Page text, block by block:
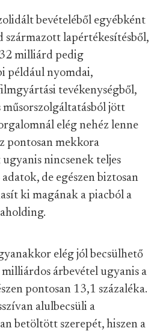
bevételéből egyébként
lapértékesítésből,
milliárd pedig
például nyomdai,
tevékenységből,
műsorszolgáltatásból jött
elég nehéz lenne
pontosan mekkora
nincsenek teljes
de egészen biztosan
ki magának a piacból a
elég jól becsülhető
árbevétel ugyanis a
pontosan 13,1 százaléka.
alulbecsüli a
betöltött szerepét, hiszen a